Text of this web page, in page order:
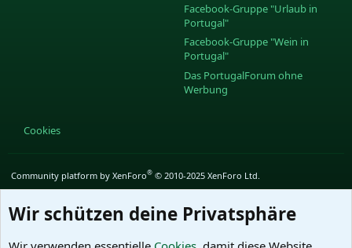
Facebook-Gruppe "Urlaub in
Portugal"
Facebook-Gruppe "Wein in
Portugal"
Das PortugalForum ohne
Werbung
Cookies
Community platform by XenForo® © 2010-2025 XenForo Ltd.
Wir schützen deine Privatsphäre